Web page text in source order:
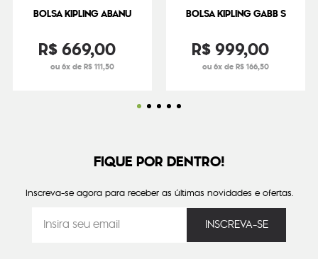
BOLSA KIPLING ABANU
R$669,00
ou 6x de R$ 111,50
BOLSA KIPLING GABB S
R$999,00
ou 6x de R$ 166,50
FIQUE POR DENTRO!
Inscreva-se agora para receber as últimas novidades e ofertas.